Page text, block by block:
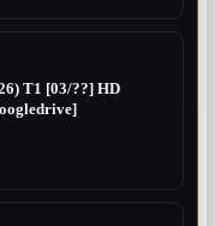
T1 [03/??] HD